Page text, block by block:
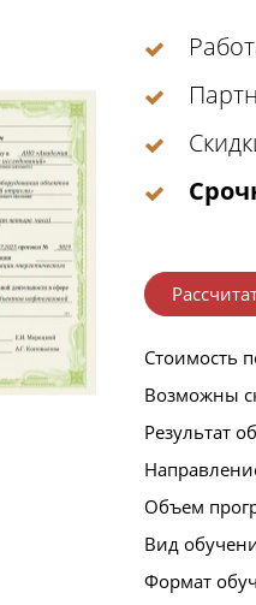
Стоимость
Возможны
Результат
Объем
Вид
Формат